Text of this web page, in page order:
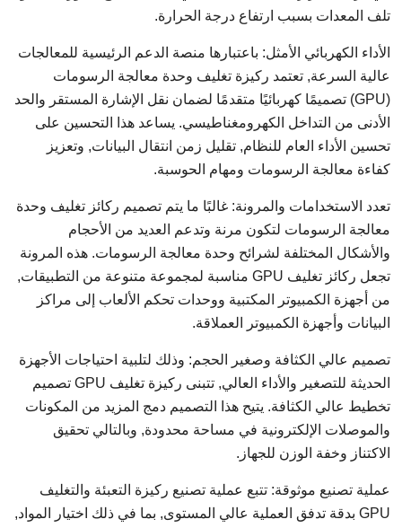
تلف المعدات بسبب ارتفاع درجة الحرارة.
الأداء الكهربائي الأمثل: باعتبارها منصة الدعم الرئيسية للمعالجات
عالية السرعة, تعتمد ركيزة تغليف وحدة معالجة الرسومات
(GPU) تصميمًا كهربائيًا متقدمًا لضمان نقل الإشارة المستقر والحد
الأدنى من التداخل الكهرومغناطيسي. يساعد هذا التحسين على
تحسين الأداء العام للنظام, تقليل زمن انتقال البيانات, وتعزيز
كفاءة معالجة الرسومات ومهام الحوسبة.
تعدد الاستخدامات والمرونة: غالبًا ما يتم تصميم ركائز تغليف وحدة
معالجة الرسومات لتكون مرنة وتدعم العديد من الأحجام
والأشكال المختلفة لشرائح وحدة معالجة الرسومات. هذه المرونة
تجعل ركائز تغليف GPU مناسبة لمجموعة متنوعة من التطبيقات,
من أجهزة الكمبيوتر المكتبية ووحدات تحكم الألعاب إلى مراكز
البيانات وأجهزة الكمبيوتر العملاقة.
تصميم عالي الكثافة وصغير الحجم: وذلك لتلبية احتياجات الأجهزة
الحديثة للتصغير والأداء العالي, تتبنى ركيزة تغليف GPU تصميم
تخطيط عالي الكثافة. يتيح هذا التصميم دمج المزيد من المكونات
والموصلات الإلكترونية في مساحة محدودة, وبالتالي تحقيق
الاكتناز وخفة الوزن للجهاز.
عملية تصنيع موثوقة: تتبع عملية تصنيع ركيزة التعبئة والتغليف
GPU بدقة تدفق العملية عالي المستوى, بما في ذلك اختيار المواد,